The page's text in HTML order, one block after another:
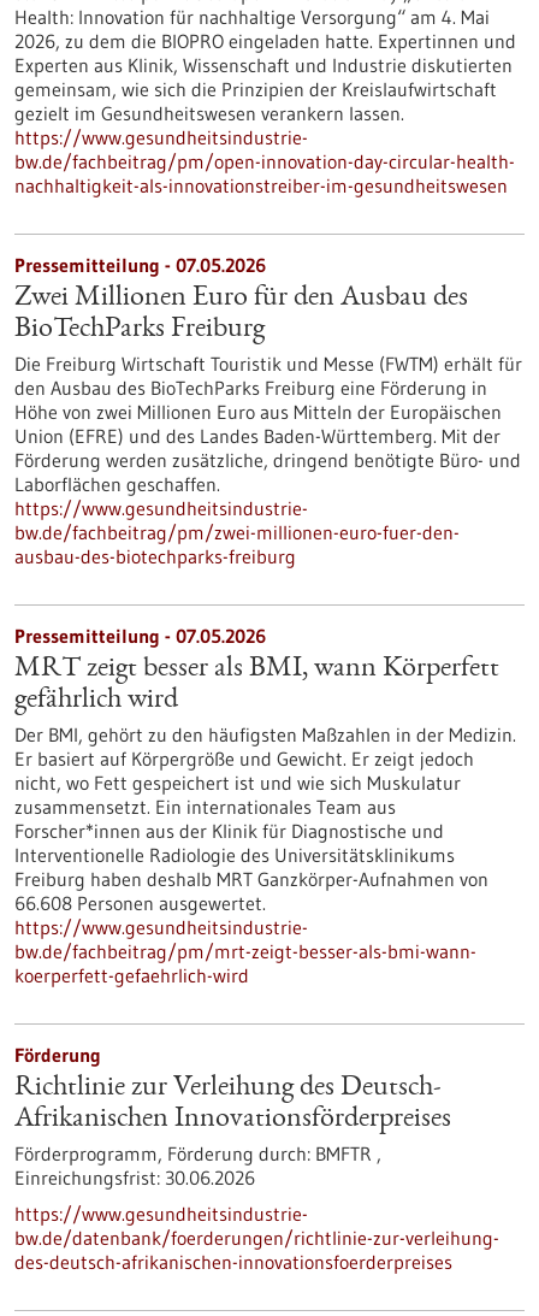
Health: Innovation für nachhaltige Versorgung“ am 4. Mai
2026, zu dem die BIOPRO eingeladen hatte. Expertinnen und
Experten aus Klinik, Wissenschaft und Industrie diskutierten
gemeinsam, wie sich die Prinzipien der Kreislaufwirtschaft
gezielt im Gesundheitswesen verankern lassen.
https://www.gesundheitsindustrie-
bw.de/fachbeitrag/pm/open-innovation-day-circular-health-
nachhaltigkeit-als-innovationstreiber-im-gesundheitswesen
Pressemitteilung - 07.05.2026
Zwei Millionen Euro für den Ausbau des
BioTechParks Freiburg
Die Freiburg Wirtschaft Touristik und Messe (FWTM) erhält für
den Ausbau des BioTechParks Freiburg eine Förderung in
Höhe von zwei Millionen Euro aus Mitteln der Europäischen
Union (EFRE) und des Landes Baden-Württemberg. Mit der
Förderung werden zusätzliche, dringend benötigte Büro- und
Laborflächen geschaffen.
https://www.gesundheitsindustrie-
bw.de/fachbeitrag/pm/zwei-millionen-euro-fuer-den-
ausbau-des-biotechparks-freiburg
Pressemitteilung - 07.05.2026
MRT zeigt besser als BMI, wann Körperfett
gefährlich wird
Der BMI, gehört zu den häufigsten Maßzahlen in der Medizin.
Er basiert auf Körpergröße und Gewicht. Er zeigt jedoch
nicht, wo Fett gespeichert ist und wie sich Muskulatur
zusammensetzt. Ein internationales Team aus
Forscher*innen aus der Klinik für Diagnostische und
Interventionelle Radiologie des Universitätsklinikums
Freiburg haben deshalb MRT Ganzkörper-Aufnahmen von
66.608 Personen ausgewertet.
https://www.gesundheitsindustrie-
bw.de/fachbeitrag/pm/mrt-zeigt-besser-als-bmi-wann-
koerperfett-gefaehrlich-wird
Förderung
Richtlinie zur Verleihung des Deutsch-
Afrikanischen Innovationsförderpreises
Förderprogramm, Förderung durch: BMFTR ,
Einreichungsfrist: 30.06.2026
https://www.gesundheitsindustrie-
bw.de/datenbank/foerderungen/richtlinie-zur-verleihung-
des-deutsch-afrikanischen-innovationsfoerderpreises